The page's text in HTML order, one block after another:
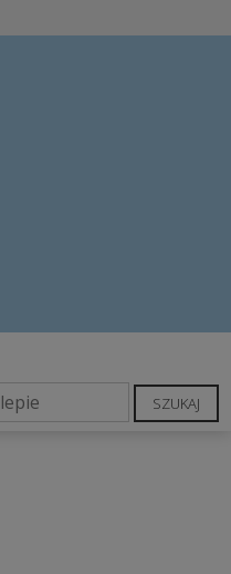
SZUKAJ